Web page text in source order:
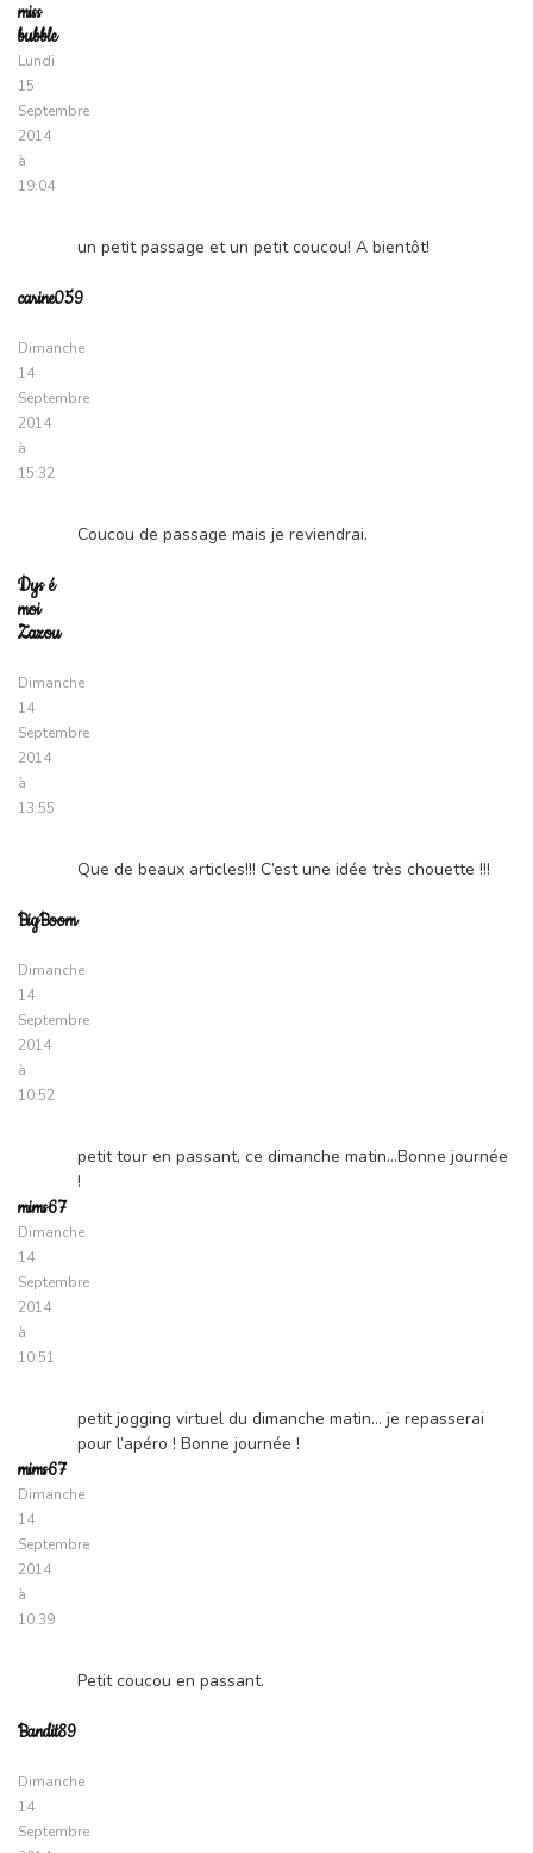
miss
bubble
Lundi
15
Septembre
2014
à
19:04
carine059
Dimanche
14
Septembre
2014
à
15:32
un petit passage et un petit coucou! A bientôt!
Dys é
moi
Zazou
Dimanche
14
Septembre
2014
à
13:55
Coucou de passage mais je reviendrai.
BigBoom
Dimanche
14
Septembre
2014
à
10:52
Que de beaux articles!!! C’est une idée très chouette !!!
mims67
Dimanche
14
Septembre
2014
à
10:51
petit tour en passant, ce dimanche matin…Bonne journée
!
mims67
Dimanche
14
Septembre
2014
à
10:39
petit jogging virtuel du dimanche matin… je repasserai
pour l’apéro ! Bonne journée !
Bandit89
Dimanche
14
Septembre
Petit coucou en passant.